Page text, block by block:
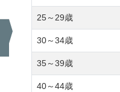
25～29歳
30～34歳
35～39歳
40～44歳